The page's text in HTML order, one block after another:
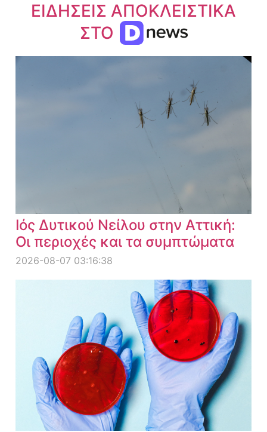
ΕΙΔΗΣΕΙΣ ΑΠΟΚΛΕΙΣΤΙΚΑ
ΣΤΟ
Ιός Δυτικού Νείλου στην Αττική:
Οι περιοχές και τα συμπτώματα
2026-08-07 03:16:38